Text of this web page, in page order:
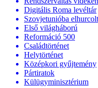
Digitális Roma levéltár
Szovjetunióba
Első világháború
Reformáció 500
Családtörténet
Helytörténet
Középkori gyűjtemény
Pártiratok
Külügyminisztérium